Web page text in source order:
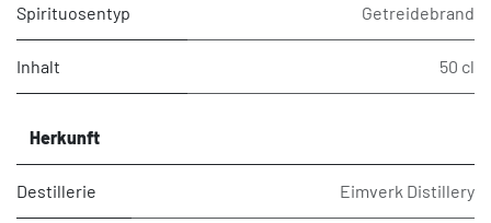
Spirituosentyp Getreidebrand
Inhalt 50 cl
Herkunft
Destillerie Eimverk Distillery